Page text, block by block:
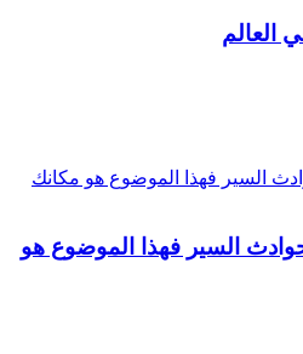
العالم
السير فهذا الموضوع هو